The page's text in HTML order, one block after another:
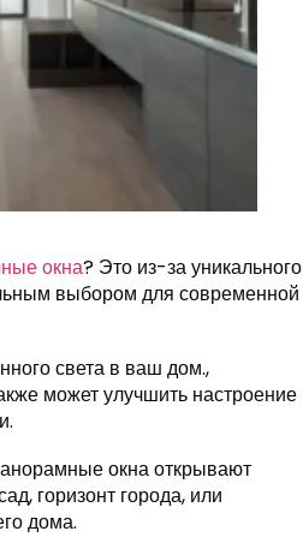
окна? Это из-за уникального
выбором для современной
света в ваш дом.,
может улучшить настроение
окна открывают
горизонт города, или
дома.